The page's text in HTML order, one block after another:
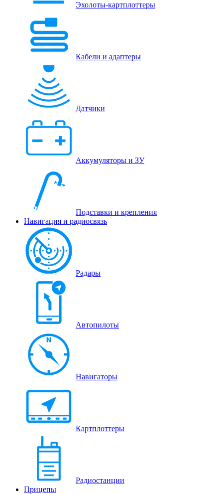
Эхолоты-картплоттеры
Кабели и адаптеры
Датчики
Аккумуляторы и ЗУ
Подставки и крепления
Навигация и радиосвязь
Радары
Автопилоты
Навигаторы
Картплоттеры
Радиостанции
Прицепы